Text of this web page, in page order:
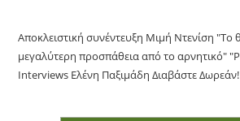
Αποκλειστική συνέντευξη Μιμή Ντενίση "Το
μεγαλύτερη προσπάθεια από το αρνητικό"
Interviews Ελένη Παξιμάδη Διαβάστε Δωρεάν!